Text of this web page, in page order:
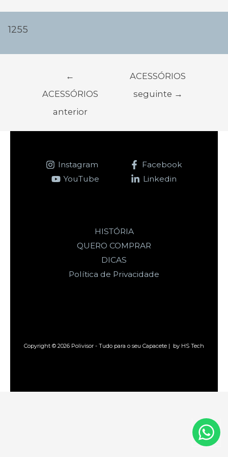
1255Post
←
ACESSÓRIOS
anterior
ACESSÓRIOS
seguinte →
Instagram
Facebook
YouTube
Linkedin
HISTÓRIA
QUERO COMPRAR
DICAS
Política de Privacidade
Copyright © 2026 Polivisor - Tudo para o seu Capacete | by HS Tech